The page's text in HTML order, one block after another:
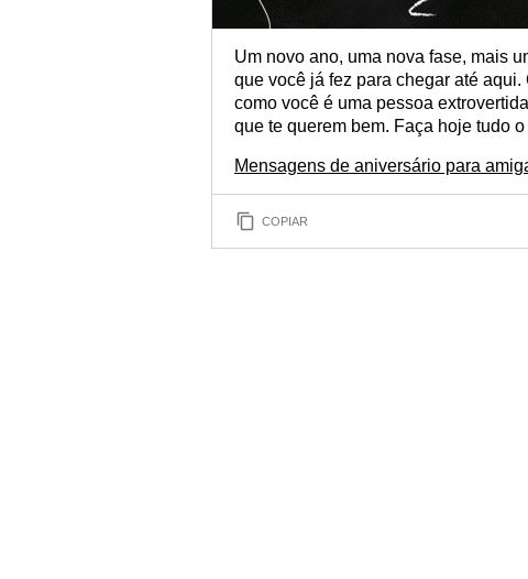
Um novo ano, uma nova fase, mais
que você já fez para chegar até
como você é uma pessoa
que te querem bem. Faça hoje tudo
Mensagens de aniversário para
COPIAR